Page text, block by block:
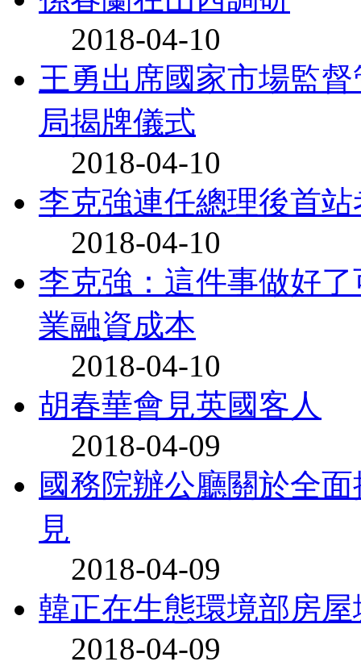
2018-04-10
王勇出席國家市場監
局揭牌儀式
2018-04-10
李克強連任總理後首
2018-04-10
李克強：這件事做好
業融資成本
2018-04-10
胡春華會見英國客人
2018-04-09
國務院辦公廳關於全
見
2018-04-09
韓正在生態環境部房
2018-04-09